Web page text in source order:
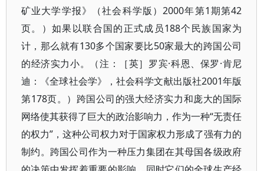
矿业大学学报》（社会科学版）2000年第1期第42
页。）如果以联合国的正式成员188个民族国家为
计，那么就有130多个国家要比50家最大的跨国公司
的经济实力小。（注：［英］罗宾·科恩、保罗·肯尼
迪：《全球社会学》，社会科学文献出版社2001年版
第178页。）跨国公司的强大经济实力和庞大的国际
网络使其获得了巨大的政治影响力，作为一种“无责任
的权力”，这种公司权力对于国家权力形成了强有力的
制约。跨国公司作为一种压力集团在其母国各级政府